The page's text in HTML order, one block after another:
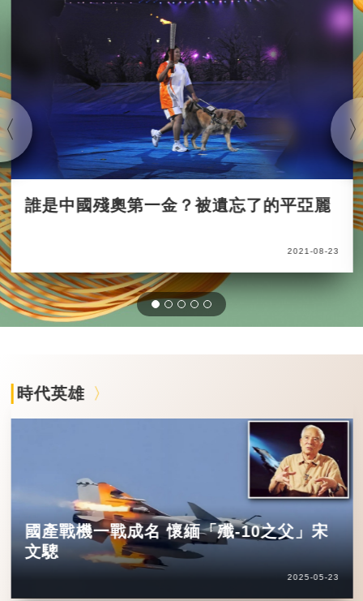
誰是中國殘奧第一金？被遺忘了的平亞麗
2021-08-23
時代英雄
國產戰機一戰成名 懷緬「殲-10之父」宋
文驄
2025-05-23